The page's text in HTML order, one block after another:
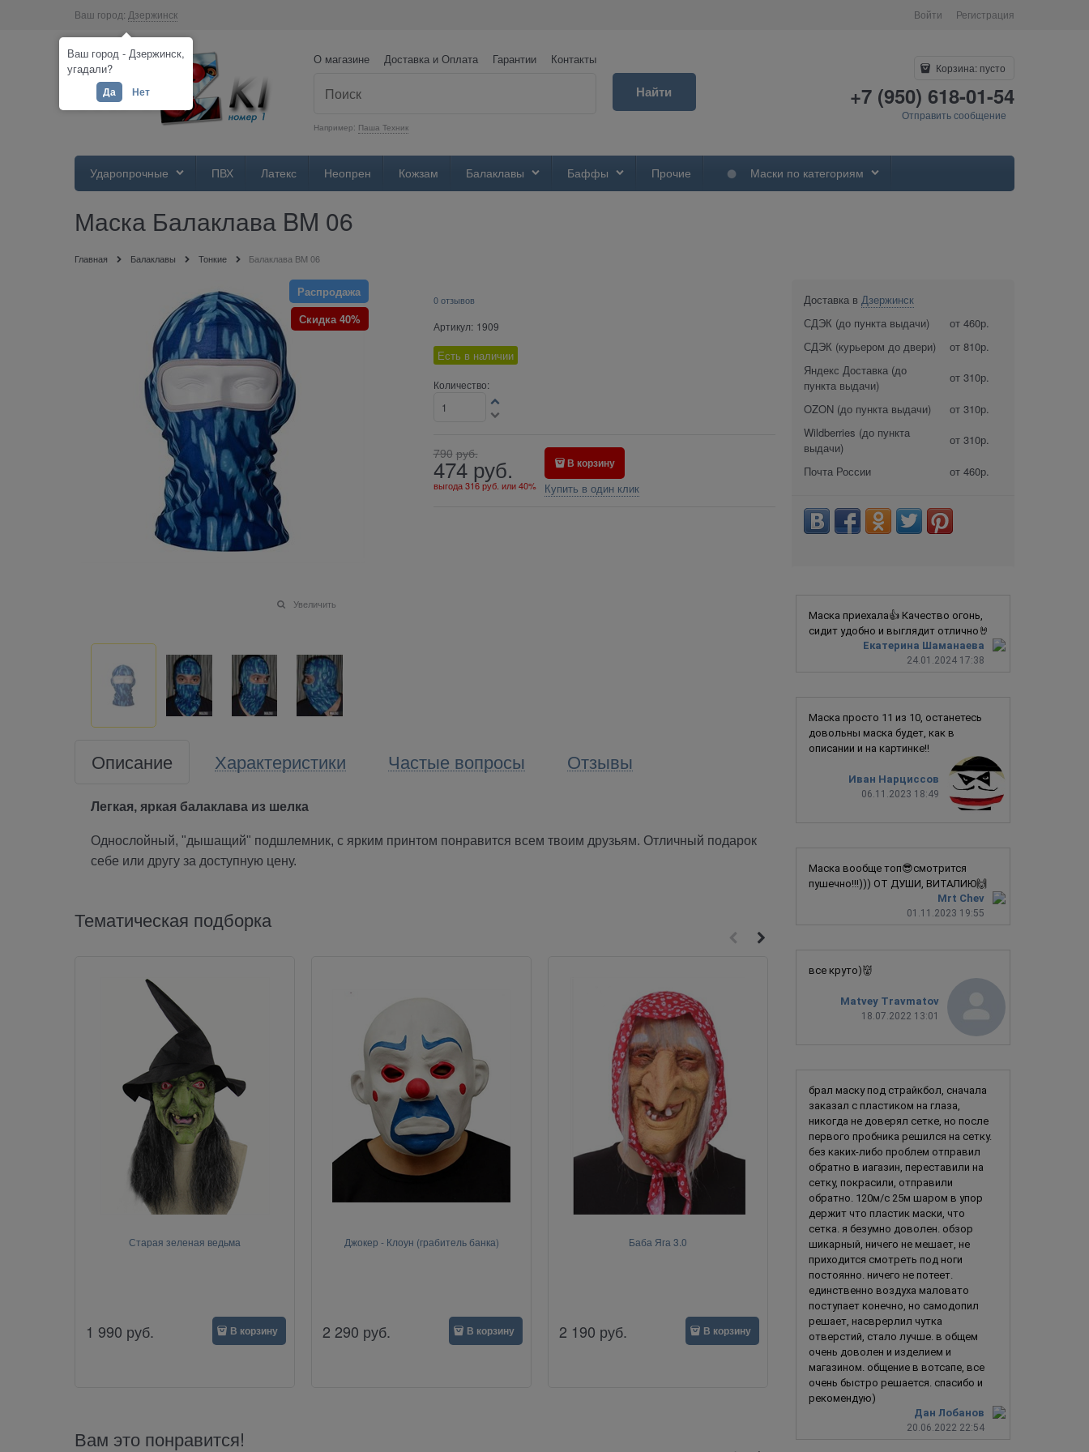
Ваш город: Дзержинск Войти Регистрация
О магазине Доставка и Оплата Гарантии Контакты
Например: Паша Техник
Найти
Корзина: пусто
+7 (950) 618-01-54
Отправить сообщение
Ударопрочные ПВХ Латекс Неопрен Кожзам Балаклавы Баффы Прочие Маски по категориям
Маска Балаклава BM 06
Главная Балаклавы Тонкие Балаклава BM 06
Распродажа
Скидка 40%
Увеличить
0 отзывов
Артикул: 1909
Есть в наличии
Количество:
790 руб.
474 руб.
выгода316 руб. или40%
В корзину
Купить в один клик
Описание Характеристики Частые вопросы Отзывы
Легкая, яркая балаклава из шелка
Однослойный, "дышащий" подшлемник, с ярким принтом понравится всем твоим друзьям. Отличный подарок
себе или другу за доступную цену.
Тематическая подборка
Старая зеленая ведьма
1 990 руб. В корзину
Джокер - Клоун (грабитель банка)
2 290 руб. В корзину
Баба Яга 3.0
2 190 руб. В корзину
Старый Хокстон / Хьюстон / Old Hoxton
(PAYDAY 2)
4 990руб.
Вам это понравится!
Доставка в Дзержинск
СДЭК (до пункта выдачи)
от 460р.
СДЭК (курьером до двери)
от 810р.
Яндекс Доставка (до
пункта выдачи)
от 310р.
OZON (до пункта выдачи)
от 310р.
Wildberries (до пункта
выдачи)
от 310р.
Почта России от 460р.
Екатерина Шаманаева
24.01.2024 17:38
Маска приехала👍 Качество огонь,
сидит удобно и выглядит отлично🤘
Иван Нарциссов
06.11.2023 18:49
Маска просто 11 из 10, останетесь
довольны маска будет, как в
описании и на картинке!!
Mrt Chev
01.11.2023 19:55
Маска вообще топ😎смотрится
пушечно!!!))) ОТ ДУШИ, ВИТАЛИЮ🙌
Matvey Travmatov
18.07.2022 13:01
все круто)👹
Дан Лобанов
20.06.2022 22:54
брал маску под страйкбол, сначала
заказал с пластиком на глаза,
никогда не доверял сетке, но после
первого пробника решился на сетку.
без каких-либо проблем отправил
обратно в иагазин, переставили на
сетку, покрасили, отправили
обратно. 120м/с 25м шаром в упор
держит что пластик маски, что
сетка. я безумно доволен. обзор
шикарный, ничего не мешает, не
приходится смотреть под ноги
постоянно. ничего не потеет.
единственно воздуха маловато
поступает конечно, но самодопил
решает, насврерлил чутка
отверстий, стало лучше. в общем
очень доволен и изделием и
магазином. общение в вотсапе, все
очень быстро решается. спасибо и
рекомендую)
Ваш город - Дзержинск,
угадали?
Да Нет